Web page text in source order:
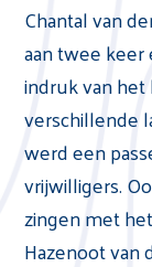
Chantal van
aan twee
indruk van het
verschillende
werd een
vrijwilligers.
zingen met
Hazenoot